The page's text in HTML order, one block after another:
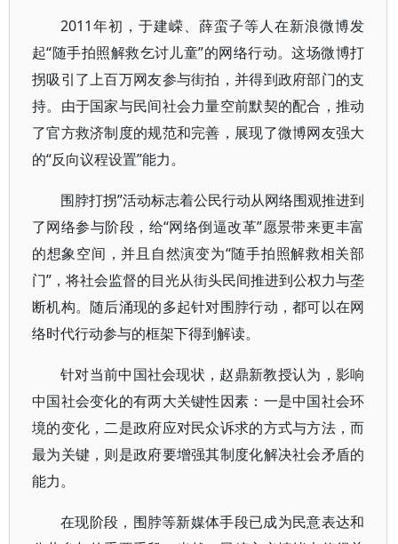
2011年初，于建嵘、薛蛮子等人在新浪微博发
起“随手拍照解救乞讨儿童”的网络行动。这场微博打
拐吸引了上百万网友参与街拍，并得到政府部门的支
持。由于国家与民间社会力量空前默契的配合，推动
了官方救济制度的规范和完善，展现了微博网友强大
的“反向议程设置”能力。
围脖打拐”活动标志着公民行动从网络围观推进到
了网络参与阶段，给“网络倒逼改革”愿景带来更丰富
的想象空间，并且自然演变为“随手拍照解救相关部
门”，将社会监督的目光从街头民间推进到公权力与垄
断机构。随后涌现的多起针对围脖行动，都可以在网
络时代行动参与的框架下得到解读。
针对当前中国社会现状，赵鼎新教授认为，影响
中国社会变化的有两大关键性因素：一是中国社会环
境的变化，二是政府应对民众诉求的方式与方法，而
最为关键，则是政府要增强其制度化解决社会矛盾的
能力。
在现阶段，围脖等新媒体手段已成为民意表达和